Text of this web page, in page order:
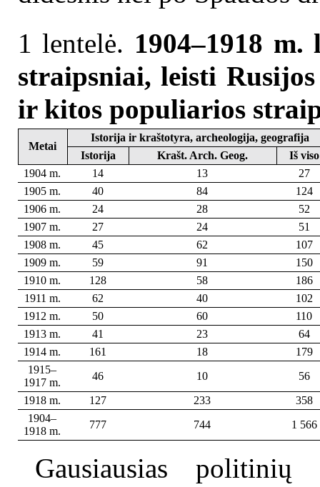
1 lentelė. 1904–1918 m.
straipsniai, leisti
ir kitos populiarios
Metai
Istorija ir kraštotyra, archeologija, geografija
Istorija
Krašt. Arch. Geog.
Iš viso
1904 m.
14 13
27
1905 m.
40 84
124
1906 m.
24 28
52
1907 m.
27 24
51
1908 m.
45 62
107
1909 m.
59 91
150
1910 m.
128 58
186
1911 m.
62 40
102
1912 m.
50 60
110
1913 m.
41 23
64
1914 m.
161 18
179
1915–
1917 m.
46 10
56
1918 m.
127 233
358
1904–
1918 m.
777 744 1 566
Gausiausias politinių